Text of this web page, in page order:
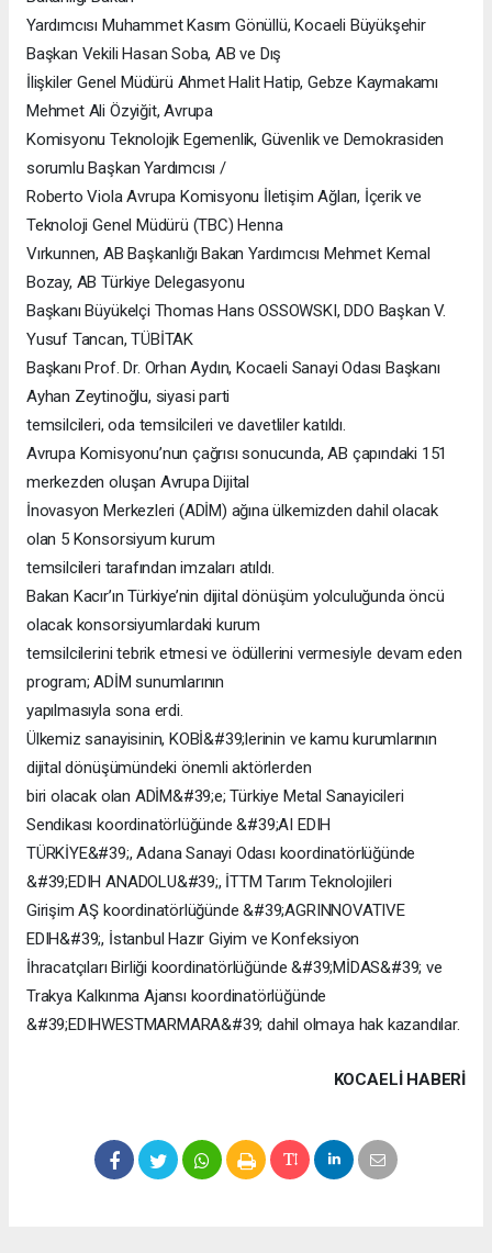
Yardımcısı Muhammet Kasım Gönüllü, Kocaeli Büyükşehir
Başkan Vekili Hasan Soba, AB ve Dış
İlişkiler Genel Müdürü Ahmet Halit Hatip, Gebze Kaymakamı
Mehmet Ali Özyiğit, Avrupa
Komisyonu Teknolojik Egemenlik, Güvenlik ve Demokrasiden
sorumlu Başkan Yardımcısı /
Roberto Viola Avrupa Komisyonu İletişim Ağları, İçerik ve
Teknoloji Genel Müdürü (TBC) Henna
Vırkunnen, AB Başkanlığı Bakan Yardımcısı Mehmet Kemal
Bozay, AB Türkiye Delegasyonu
Başkanı Büyükelçi Thomas Hans OSSOWSKI, DDO Başkan V.
Yusuf Tancan, TÜBİTAK
Başkanı Prof. Dr. Orhan Aydın, Kocaeli Sanayi Odası Başkanı
Ayhan Zeytinoğlu, siyasi parti
temsilcileri, oda temsilcileri ve davetliler katıldı.
Avrupa Komisyonu’nun çağrısı sonucunda, AB çapındaki 151
merkezden oluşan Avrupa Dijital
İnovasyon Merkezleri (ADİM) ağına ülkemizden dahil olacak
olan 5 Konsorsiyum kurum
temsilcileri tarafından imzaları atıldı.
Bakan Kacır’ın Türkiye’nin dijital dönüşüm yolculuğunda öncü
olacak konsorsiyumlardaki kurum
temsilcilerini tebrik etmesi ve ödüllerini vermesiyle devam eden
program; ADİM sunumlarının
yapılmasıyla sona erdi.
Ülkemiz sanayisinin, KOBİ&#39;lerinin ve kamu kurumlarının
dijital dönüşümündeki önemli aktörlerden
biri olacak olan ADİM&#39;e; Türkiye Metal Sanayicileri
Sendikası koordinatörlüğünde &#39;AI EDIH
TÜRKİYE&#39;, Adana Sanayi Odası koordinatörlüğünde
&#39;EDIH ANADOLU&#39;, İTTM Tarım Teknolojileri
Girişim AŞ koordinatörlüğünde &#39;AGRINNOVATIVE
EDIH&#39;, İstanbul Hazır Giyim ve Konfeksiyon
İhracatçıları Birliği koordinatörlüğünde &#39;MİDAS&#39; ve
Trakya Kalkınma Ajansı koordinatörlüğünde
&#39;EDIHWESTMARMARA&#39; dahil olmaya hak kazandılar.
KOCAELI HABERİ